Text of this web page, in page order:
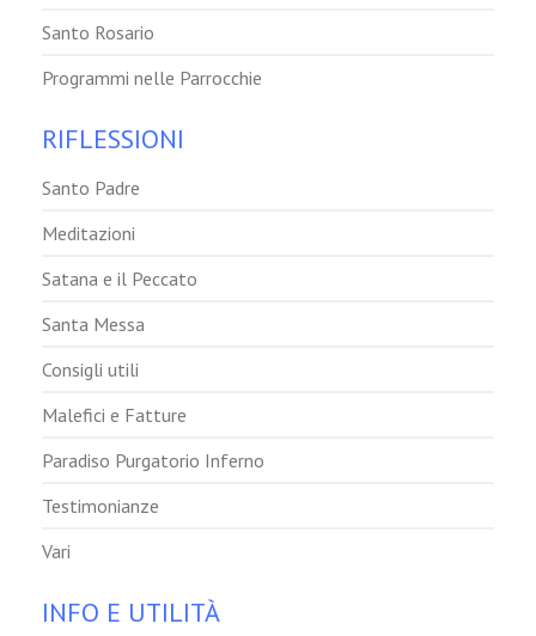
Santo Rosario
Programmi nelle Parrocchie
RIFLESSIONI
Santo Padre
Meditazioni
Satana e il Peccato
Santa Messa
Consigli utili
Malefici e Fatture
Paradiso Purgatorio Inferno
Testimonianze
Vari
INFO E UTILITÀ